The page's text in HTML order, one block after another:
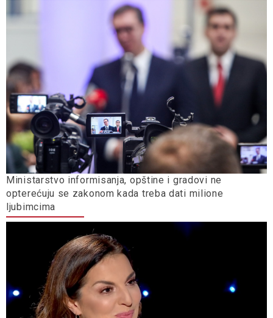
Ministarstvo informisanja, opštine i gradovi ne
opterećuju se zakonom kada treba dati milione
ljubimcima